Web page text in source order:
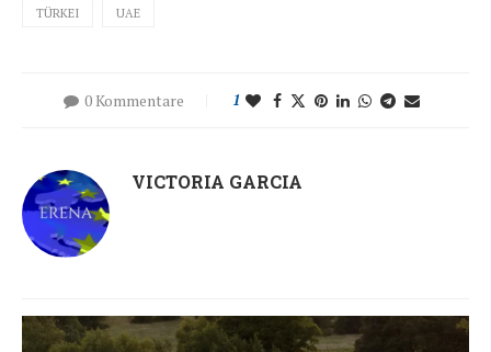
TÜRKEI UAE
0 Kommentare 1
VICTORIA GARCIA